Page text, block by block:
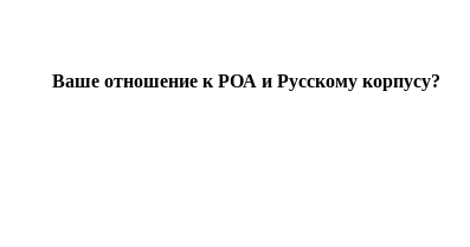
Ваше отношение к РОА и Русскому корпусу?